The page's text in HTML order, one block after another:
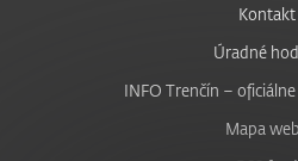
Kontakt
Úradné
INFO Trenčín –
Mapa